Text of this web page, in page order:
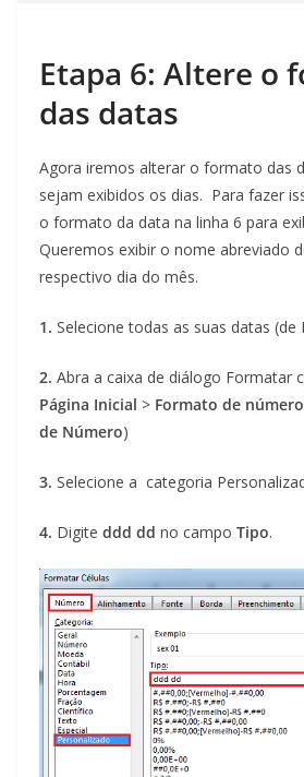
Etapa 6: Altere o
das datas
Agora iremos alterar o formato das
sejam exibidos os dias. Para fazer
o formato da data na linha 6 para
Queremos exibir o nome abreviado
respectivo dia do mês.
1. Selecione todas as suas datas (de
2. Abra a caixa de diálogo Formatar
Página Inicial > Formato de número
de Número)
3. Selecione a categoria
4. Digite ddd dd no campo Tipo.